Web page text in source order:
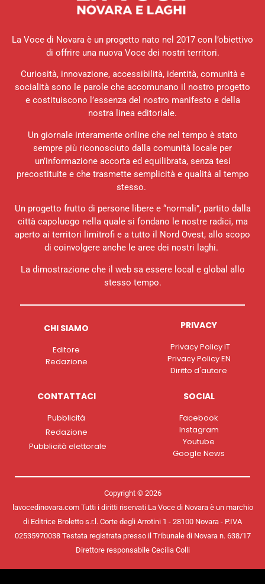
La Voce di Novara è un progetto nato nel 2017 con l’obiettivo
di offrire una nuova Voce dei nostri territori.
Curiosità, innovazione, accessibilità, identità, comunità e
socialità sono le parole che accomunano il nostro progetto
e costituiscono l’essenza del nostro manifesto e della
nostra linea editoriale.
Un giornale interamente online che nel tempo è stato
sempre più riconosciuto dalla comunità locale per
un’informazione accorta ed equilibrata, senza tesi
precostituite e che trasmette semplicità e qualità al tempo
stesso.
Un progetto frutto di persone libere e “normali”, partito dalla
città capoluogo nella quale si fondano le nostre radici, ma
aperto ai territori limitrofi e a tutto il Nord Ovest, allo scopo
di coinvolgere anche le aree dei nostri laghi.
La dimostrazione che il web sa essere local e global allo
stesso tempo.
CHI SIAMO
Editore
Redazione
PRIVACY
Privacy Policy IT
Privacy Policy EN
Diritto d'autore
CONTATTACI
Pubblicità
Redazione
Pubblicità elettorale
SOCIAL
Facebook
Instagram
Youtube
Google News
Copyright © 2026
lavocedinovara.com Tutti i diritti riservati La Voce di Novara è un marchio
di Editrice Broletto s.r.l. Corte degli Arrotini 1 - 28100 Novara - P.IVA
02535970038 Testata registrata presso il Tribunale di Novara n. 638/17
Direttore responsabile Cecilia Colli